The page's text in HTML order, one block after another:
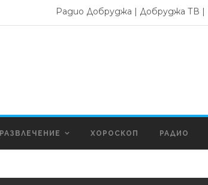
Радио Добруджа | Добруджа ТВ |
РАЗВЛЕЧЕНИЕ ХОРОСКОП РАДИО